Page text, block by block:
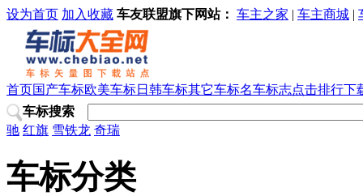
设为首页 加入收藏 车友联盟旗下网站： 车主之家 | 车主商城 |
首页国产车标欧美车标日韩车标其它车标名车标志点击排行下
车标搜索
驰 红旗 雪铁龙 奇瑞
车标分类